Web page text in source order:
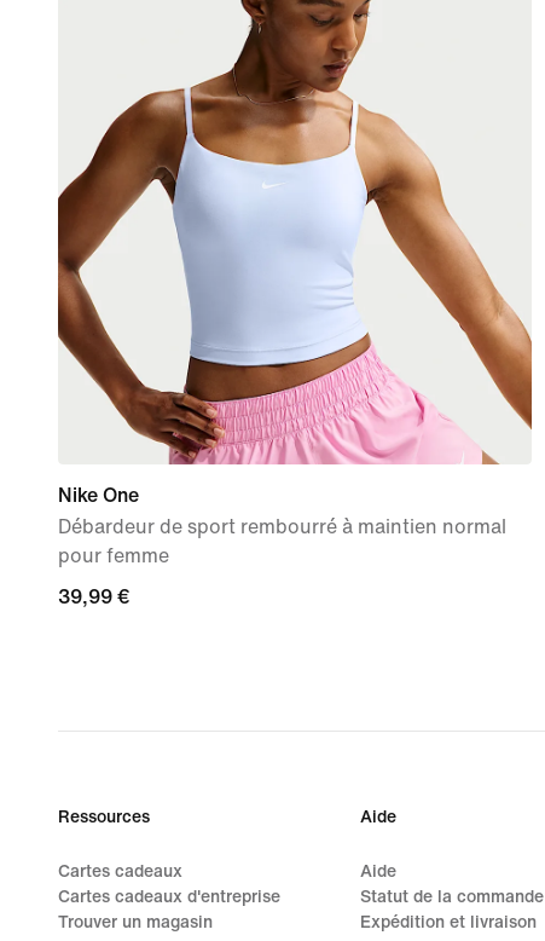
Nike One
Débardeur de sport rembourré à maintien normal
pour femme
39,99 €
39,99 €
Ressources
Cartes cadeaux
Cartes cadeaux d'entreprise
Trouver un magasin
Aide
Aide
Statut de la commande
Expédition et livraison